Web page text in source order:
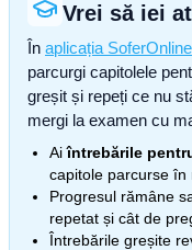
Vrei să iei
În aplicația SoferOnline
parcurgi capitolele
greșit și repeți ce nu
mergi la examen cu
Aiîntrebările
capitole parcurse în
Progresul rămâne
repetat și cât de
Întrebările greșite